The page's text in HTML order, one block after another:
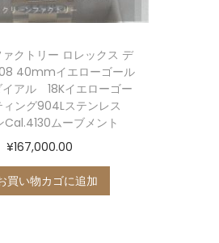
クトリー ロレックス デ
40mmイエローゴール
イアル 18Kイエローゴー
ィング904Lステンレス
Cal.4130ムーブメント
¥167,000.00
買い物カゴに追加